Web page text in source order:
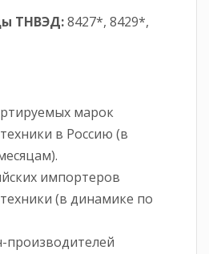
ТНВЭД:8427*, 8429*,
марок
в Россию (в
импортеров
(в динамике по
производителей